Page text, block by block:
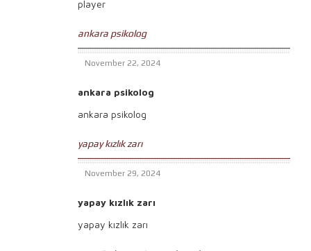
player
ankara psikolog
November 22, 2024
ankara psikolog
ankara psikolog
yapay kızlık zarı
November 29, 2024
yapay kızlık zarı
yapay kızlık zarı